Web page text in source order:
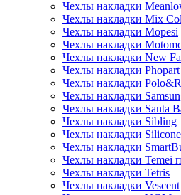
Чехлы накладки
Чехлы накладки Mix
Чехлы накладки Mopesi
Чехлы накладки
Чехлы накладки New
Чехлы накладки Phopart
Чехлы накладки
Чехлы накладки
Чехлы накладки Santa
Чехлы накладки Sibling
Чехлы накладки
Чехлы накладки
Чехлы накладки Temei
Чехлы накладки Tetris
Чехлы накладки Vescent